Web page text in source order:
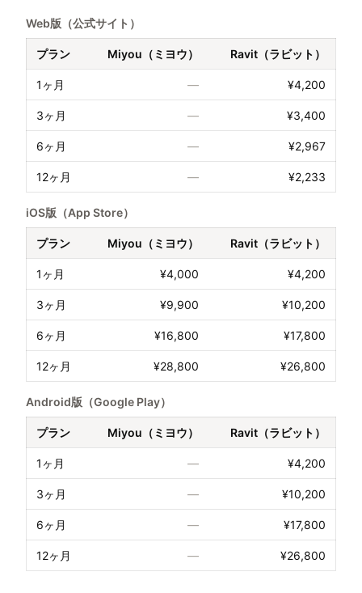
Web版（公式サイト）
プラン Miyou（ミヨウ） Ravit（ラビット）
1ヶ月 — ¥4,200
3ヶ月 — ¥3,400
6ヶ月 — ¥2,967
12ヶ月 — ¥2,233
iOS版（App Store）
プラン Miyou（ミヨウ） Ravit（ラビット）
1ヶ月 ¥4,000 ¥4,200
3ヶ月 ¥9,900 ¥10,200
6ヶ月 ¥16,800 ¥17,800
12ヶ月 ¥28,800 ¥26,800
Android版（Google Play）
プラン Miyou（ミヨウ） Ravit（ラビット）
1ヶ月 — ¥4,200
3ヶ月 — ¥10,200
6ヶ月 — ¥17,800
12ヶ月 — ¥26,800